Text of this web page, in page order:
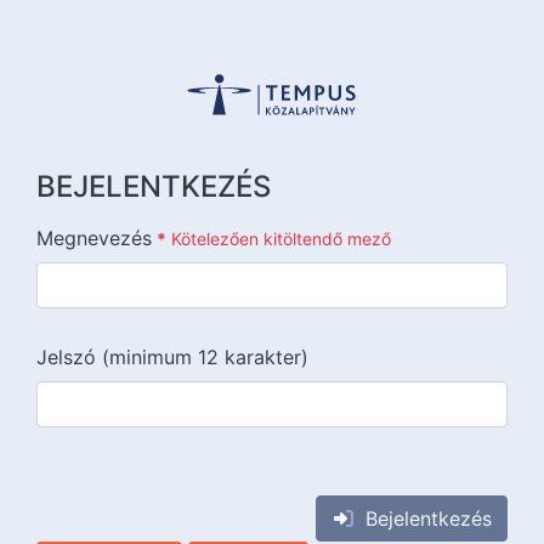
BEJELENTKEZÉS
Megnevezés * Kötelezően kitöltendő mező
Jelszó (minimum 12 karakter)
Bejelentkezés